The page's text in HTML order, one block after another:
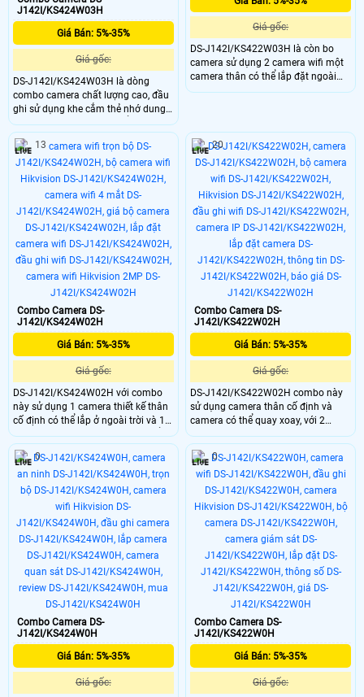
J142I/KS424W03H
Giá Bán: 5%-35%
Giá gốc:
DS-J142I/KS424W03H là dòng
combo camera chất lượng cao, đầu
ghi sử dụng khe cắm thẻ nhớ dung
lượng tối đa 512GB, có thể thêm 4
camera wifi cùng lúc, camera trang
bị ống kính có độ phân giải 4.0MP
cho ra hình ảnh sắc nét, nhìn hình
ảnh có màu vào ban đêm với
khoảng cách 30m.
Giá gốc:
DS-J142I/KS422W03H là còn bo
camera sử dụng 2 camera wifi một
camera thân có thể lắp đặt ngoài
trời và một camera quay xoay có
màu vào ban đêm, đầu ghi wifi sử
dụng thẻ nhớ để lưu trữ hình ảnh.
Combo Camera DS-
J142I/KS424W02H
Giá Bán: 5%-35%
Giá gốc:
DS-J142I/KS424W02H với combo
này sử dụng 1 camera thiết kế thân
cố định có thể lắp ở ngoài trời và 1
camera quay xoay, camera có thể
đàm thoại 2 chiều thông qua
camera, nhìn hình ảnh vào ban đêm
có màu, đầu ghi sử dụng thẻ nhớ để
lưu trữ dữ liệu.
13
Combo Camera DS-
J142I/KS422W02H
Giá Bán: 5%-35%
Giá gốc:
DS-J142I/KS422W02H combo này
sử dụng camera thân cố định và
camera có thể quay xoay, với 2
camera này sẽ cho ra sự bao quát
tốt đảm bảo an ninh ấn tượng, trang
bị ống kính có độ phân giải 2.0MP
hỗ trợ công nghệ wifi 6, có thể đàm
thoại 2 chiều và chống nước chuẩn
IP 66
20
Combo Camera DS-
J142I/KS424W0H
Giá Bán: 5%-35%
Giá gốc:
0
Combo Camera DS-
J142I/KS422W0H
Giá Bán: 5%-35%
Giá gốc:
0